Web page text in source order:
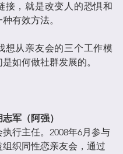
接，就是改变人的恐惧和
有效方法。
想从亲友会的三个工作模
如何做社群发展的。
军（阿强）
行主任。2008年6月参与
织同性恋亲友会，通过